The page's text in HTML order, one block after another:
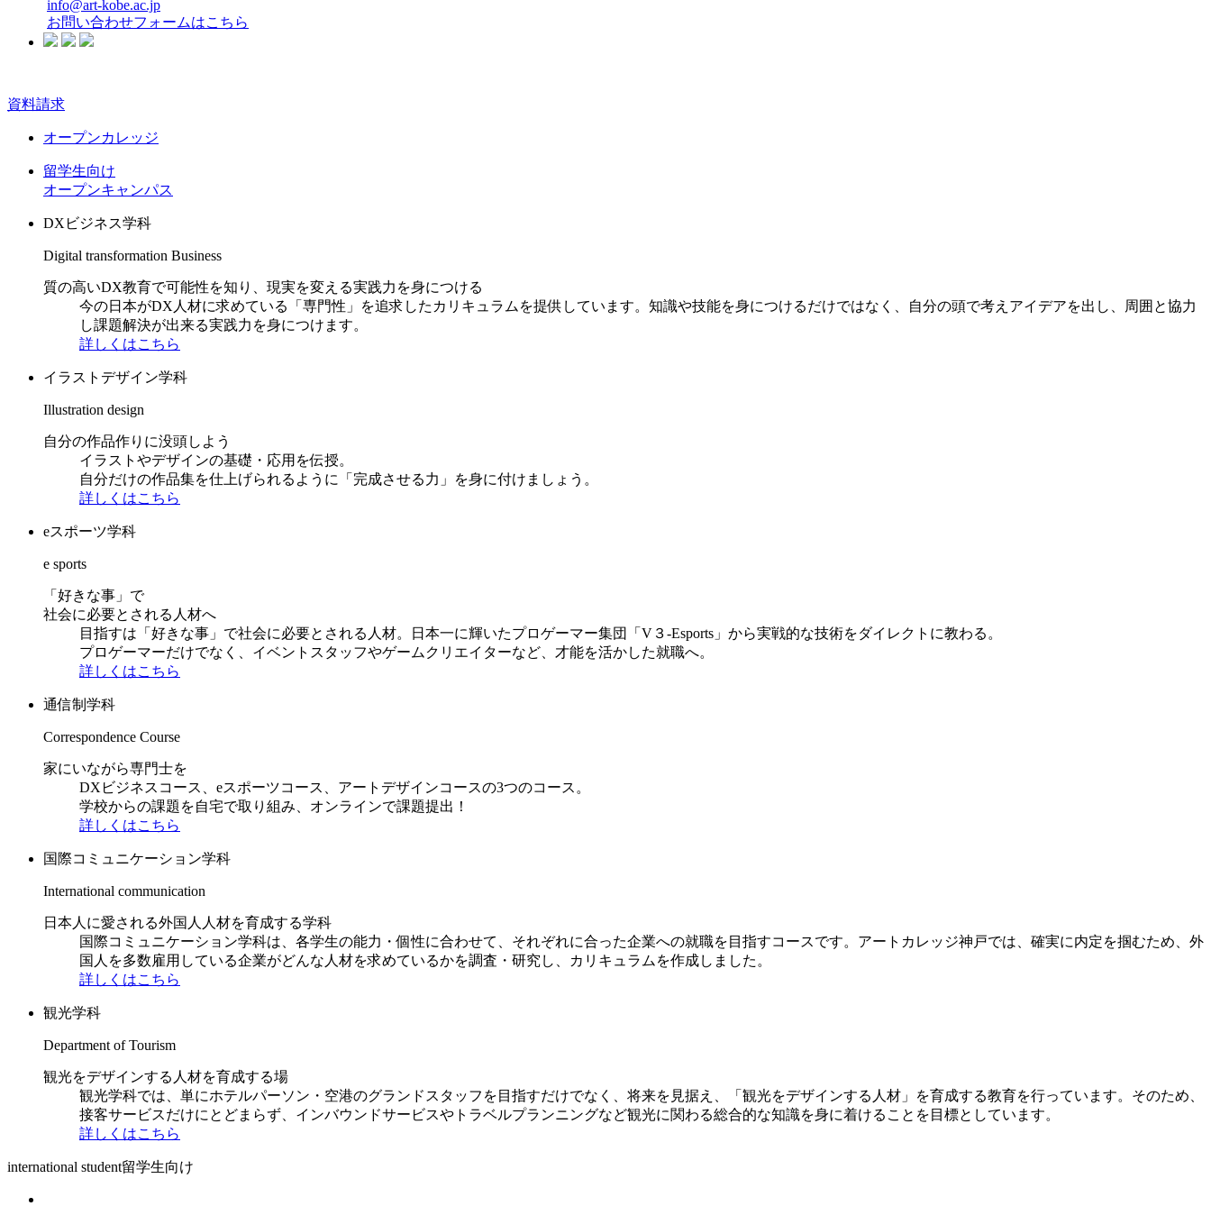
info@art-kobe.ac.jp
お問い合わせフォームはこちら
資料請求
オープンカレッジ
留学生向け
オープンキャンパス
DXビジネス学科
Digital transformation Business
質の高いDX教育で可能性を知り、現実を変える実践力を身につける
今の日本がDX人材に求めている「専門性」を追求したカリキュラムを提供しています。知識や技能を身につけるだけではなく、自分の頭で考えアイデアを出し、周囲と協力
し課題解決が出来る実践力を身につけます。
詳しくはこちら
イラストデザイン学科
Illustration design
自分の作品作りに没頭しよう
イラストやデザインの基礎・応用を伝授。
自分だけの作品集を仕上げられるように「完成させる力」を身に付けましょう。
詳しくはこちら
eスポーツ学科
e sports
「好きな事」で
社会に必要とされる人材へ
目指すは「好きな事」で社会に必要とされる人材。日本一に輝いたプロゲーマー集団「V３-Esports」から実戦的な技術をダイレクトに教わる。
プロゲーマーだけでなく、イベントスタッフやゲームクリエイターなど、才能を活かした就職へ。
詳しくはこちら
通信制学科
Correspondence Course
家にいながら専門士を
DXビジネスコース、eスポーツコース、アートデザインコースの3つのコース。
学校からの課題を自宅で取り組み、オンラインで課題提出！
詳しくはこちら
国際コミュニケーション学科
International communication
日本人に愛される外国人人材を育成する学科
国際コミュニケーション学科は、各学生の能力・個性に合わせて、それぞれに合った企業への就職を目指すコースです。アートカレッジ神戸では、確実に内定を掴むため、外
国人を多数雇用している企業がどんな人材を求めているかを調査・研究し、カリキュラムを作成しました。
詳しくはこちら
観光学科
Department of Tourism
観光をデザインする人材を育成する場
観光学科では、単にホテルパーソン・空港のグランドスタッフを目指すだけでなく、将来を見据え、「観光をデザインする人材」を育成する教育を行っています。そのため、
接客サービスだけにとどまらず、インバウンドサービスやトラベルプランニングなど観光に関わる総合的な知識を身に着けることを目標としています。
詳しくはこちら
international student留学生向け